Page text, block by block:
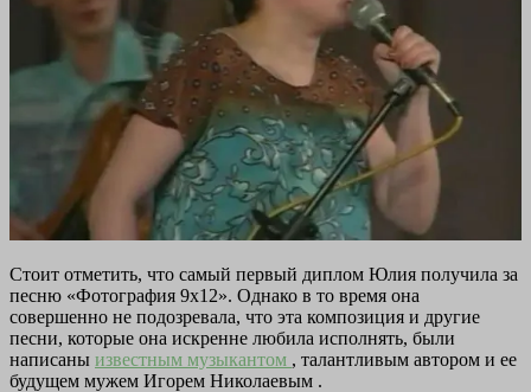
Стоит отметить, что самый первый диплом Юлия получила за
песню «Фотография 9x12». Однако в то время она
совершенно не подозревала, что эта композиция и другие
песни, которые она искренне любила исполнять, были
написаны известным музыкантом , талантливым автором и ее
будущем мужем Игорем Николаевым .